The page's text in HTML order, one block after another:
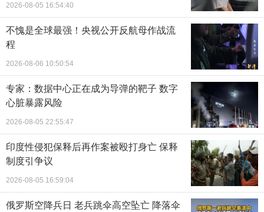
2026-08-05 16:54:40
不愧是全球最强！央视公开反航母作战流
程
2026-08-06 10:50:54
专家：数据中心正在成为导弹的靶子 数字
心脏暴露风险
2026-08-05 22:55:47
印度性侵犯保释后再作案被殴打身亡 保释
制度引争议
2026-08-05 16:59:04
俄罗斯空降兵日 老兵跳伞高空坠亡 降落伞